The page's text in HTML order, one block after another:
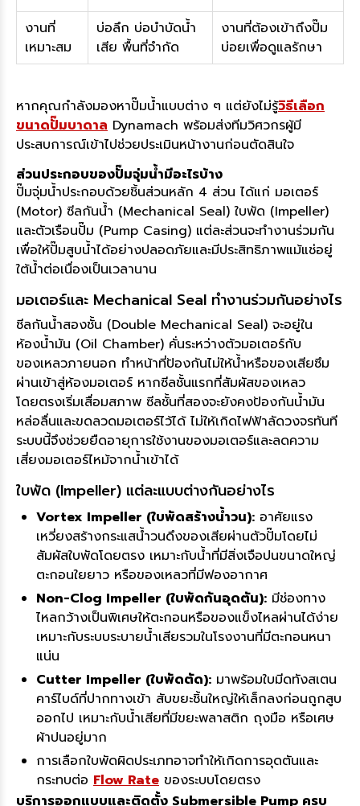
งานที่
เหมาะสม
บ่อลึก บ่อบำบัดน้ำ
เสีย พื้นที่จำกัด
งานที่ต้องเข้าถึงปั๊ม
บ่อยเพื่อดูแลรักษา
หากคุณกำลังมองหาปั๊มน้ำแบบต่าง ๆ แต่ยังไม่รู้วิธีเลือก
ขนาดปั๊มบาดาล Dynamach พร้อมส่งทีมวิศวกรผู้มี
ประสบการณ์เข้าไปช่วยประเมินหน้างานก่อนตัดสินใจ
ส่วนประกอบของปั๊มจุ่มน้ำมีอะไรบ้าง
ปั๊มจุ่มน้ำประกอบด้วยชิ้นส่วนหลัก 4 ส่วน ได้แก่ มอเตอร์
(Motor) ซีลกันน้ำ (Mechanical Seal) ใบพัด (Impeller)
และตัวเรือนปั๊ม (Pump Casing) แต่ละส่วนจะทำงานร่วมกัน
เพื่อให้ปั๊มสูบน้ำได้อย่างปลอดภัยและมีประสิทธิภาพแม้แช่อยู่
ใต้น้ำต่อเนื่องเป็นเวลานาน
มอเตอร์และ Mechanical Seal ทำงานร่วมกันอย่างไร
ซีลกันน้ำสองชั้น (Double Mechanical Seal) จะอยู่ใน
ห้องน้ำมัน (Oil Chamber) คั่นระหว่างตัวมอเตอร์กับ
ของเหลวภายนอก ทำหน้าที่ป้องกันไม่ให้น้ำหรือของเสียซึม
ผ่านเข้าสู่ห้องมอเตอร์ หากซีลชั้นแรกที่สัมผัสของเหลว
โดยตรงเริ่มเสื่อมสภาพ ซีลชั้นที่สองจะยังคงป้องกันน้ำมัน
หล่อลื่นและขดลวดมอเตอร์ไว้ได้ ไม่ให้เกิดไฟฟ้าลัดวงจรทันที
ระบบนี้จึงช่วยยืดอายุการใช้งานของมอเตอร์และลดความ
เสี่ยงมอเตอร์ไหม้จากน้ำเข้าได้
ใบพัด (Impeller) แต่ละแบบต่างกันอย่างไร
Vortex Impeller (ใบพัดสร้างน้ำวน): อาศัยแรง
เหวี่ยงสร้างกระแสน้ำวนดึงของเสียผ่านตัวปั๊มโดยไม่
สัมผัสใบพัดโดยตรง เหมาะกับน้ำที่มีสิ่งเจือปนขนาดใหญ่
ตะกอนใยยาว หรือของเหลวที่มีฟองอากาศ
Non-Clog Impeller (ใบพัดกันอุดตัน): มีช่องทาง
ไหลกว้างเป็นพิเศษให้ตะกอนหรือของแข็งไหลผ่านได้ง่าย
เหมาะกับระบบระบายน้ำเสียรวมในโรงงานที่มีตะกอนหนา
แน่น
Cutter Impeller (ใบพัดตัด): มาพร้อมใบมีดทังสเตน
คาร์ไบด์ที่ปากทางเข้า สับขยะชิ้นใหญ่ให้เล็กลงก่อนถูกสูบ
ออกไป เหมาะกับน้ำเสียที่มีขยะพลาสติก ถุงมือ หรือเศษ
ผ้าปนอยู่มาก
การเลือกใบพัดผิดประเภทอาจทำให้เกิดการอุดตันและ
กระทบต่อ Flow Rate ของระบบโดยตรง
บริการออกแบบและติดตั้ง Submersible Pump ครบ